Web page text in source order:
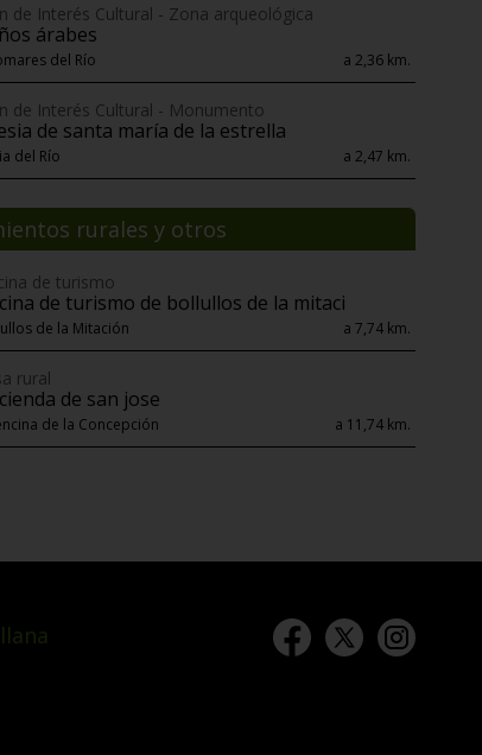
de Interés Cultural - Zona arqueológica
árabes
del Río a 2,36 km.
de Interés Cultural - Monumento
de santa maría de la estrella
del Río a 2,47 km.
rurales y otros
de turismo
de turismo de bollullos de la mitaci
de la Mitación a 7,74 km.
rural
de san jose
de la Concepción a 11,74 km.